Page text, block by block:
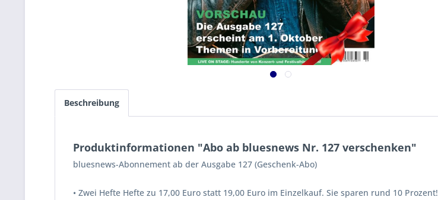
Beschreibung
Produktinformationen "Abo ab bluesnews Nr. 127 verschenken"
bluesnews-Abonnement ab der Ausgabe 127 (Geschenk-Abo)
• Zwei Hefte Hefte zu 17,00 Euro statt 19,00 Euro im Einzelkauf. Sie sparen rund 10 Prozent!